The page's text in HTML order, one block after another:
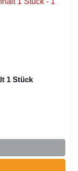
1 Stück